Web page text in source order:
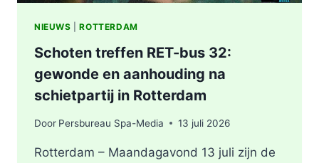
NIEUWS |ROTTERDAM
Schoten treffen RET-bus 32:
gewonde en aanhouding na
schietpartij in Rotterdam
Door Persbureau Spa-Media 13 juli 2026
Rotterdam – Maandagavond 13 juli zijn de